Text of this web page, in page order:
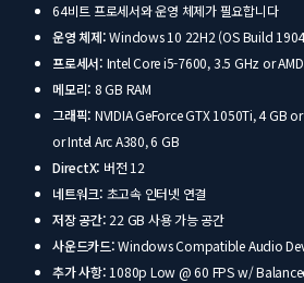
64비트 프로세서와 운영 체제가 필요합니다
운영 체제:Windows 10 22H2 (OS Build
프로세서: Intel Core i5-7600, 3.5 GHz or
메모리: 8 GB RAM
그래픽: NVIDIA GeForce GTX 1050Ti, 4 GB
or Intel Arc A380, 6 GB
DirectX: 버전 12
네트워크: 초고속 인터넷 연결
저장 공간: 22 GB 사용 가능 공간
사운드카드:Windows Compatible Audio
추가 사항: 1080p Low @ 60 FPS w/